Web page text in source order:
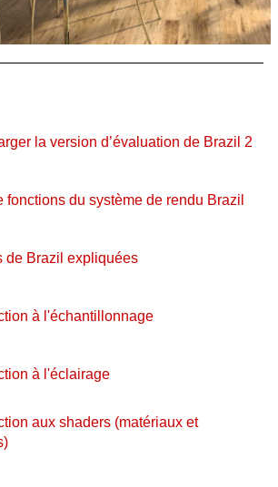
la version d’évaluation de Brazil 2
fonctions du système de rendu Brazil
de Brazil expliquées
à l'échantillonnage
à l'éclairage
aux shaders (matériaux et